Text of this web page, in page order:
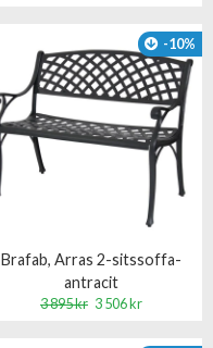
Brafab, Arras 2-sitssoffa-
antracit
3 895 kr 3 506 kr
-10%